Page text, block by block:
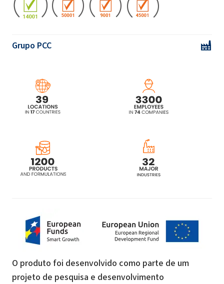
Grupo PCC
O produto foi desenvolvido como parte de um
projeto de pesquisa e desenvolvimento